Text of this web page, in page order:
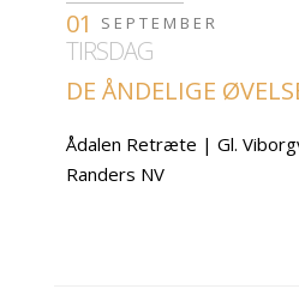
01
SEPTEMBER
TIRSDAG
DE ÅNDELIGE
Ådalen Retræte | Gl.
Randers NV